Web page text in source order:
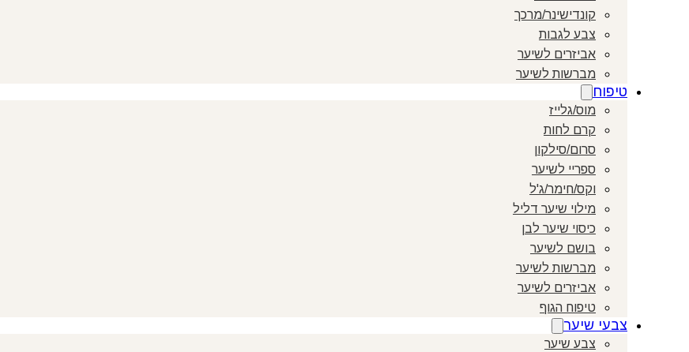
קונדישינר/מרכך
צבע לגבות
אביזרים לשיער
מברשות לשיער
טיפוח
מוס/גלייז
קרם לחות
סרום/סילקון
ספריי לשיער
וקס/חימר/ג'ל
מילוי שיער דליל
כיסוי שיער לבן
בושם לשיער
מברשות לשיער
אביזרים לשיער
טיפוח הגוף
צבעי שיער
צבע שיער